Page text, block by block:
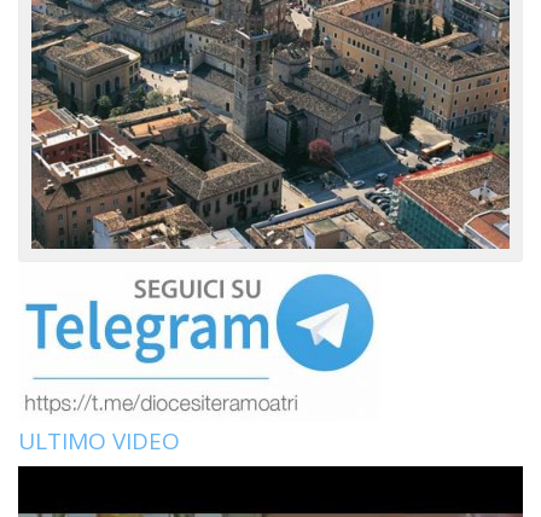
ULTIMO VIDEO